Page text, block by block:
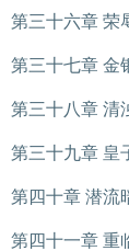
第三十六章 荣
第三十七章 金
第三十八章 清
第三十九章 皇
第四十章 潜流
第四十一章 重